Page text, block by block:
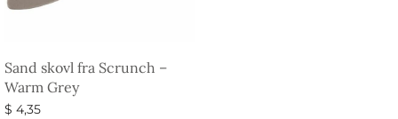
Sand skovl fra Scrunch –
Warm Grey
$ 4,35